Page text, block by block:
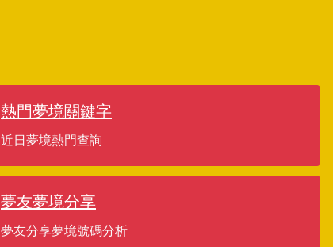
熱門夢境關鍵字
近日夢境熱門查詢
夢友夢境分享
夢友分享夢境號碼分析